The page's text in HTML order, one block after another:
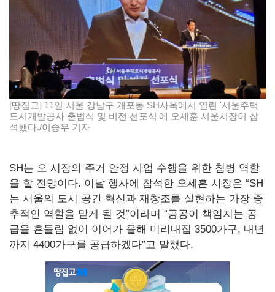
[땅집고] 11일 서울 강남구 개포동 SH사옥에서 열린 '서울주택
도시개발공사 출범식 및 비전 선포식'에 오세훈 서울시장이 참
석했다./이승우 기자
SH는 오 시장의 주거 안정 사업 수행을 위한 첨병 역할
을 할 전망이다. 이날 행사에 참석한 오세훈 시장은 “SH
는 서울의 도시 공간 혁신과 재창조를 실현하는 가장 중
추적인 역할을 맡게 될 것”이라며 “공공이 책임지는 공
급을 흔들림 없이 이어가 올해 미리내집 3500가구, 내년
까지 4400가구를 공급하겠다”고 말했다.